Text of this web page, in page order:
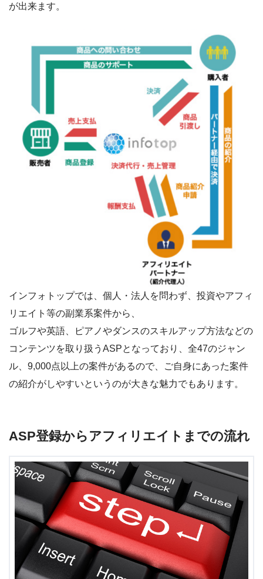
が出来ます。
インフォトップでは、個人・法人を問わず、投資やアフィ
リエイト等の副業系案件から、
ゴルフや英語、ピアノやダンスのスキルアップ方法などの
コンテンツを取り扱うASPとなっており、 全47のジャン
ル、9,000点以上の案件があるので、ご自身にあった案件
の紹介がしやすいというのが大きな魅力でもあります。
ASP登録からアフィリエイトまでの流れ